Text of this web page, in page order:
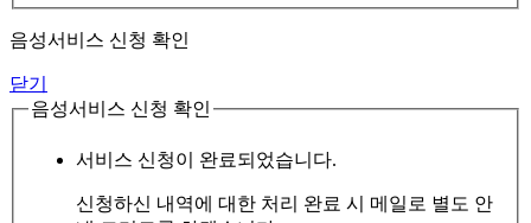
음성서비스 신청 확인
닫기
음성서비스 신청 확인
서비스 신청이 완료되었습니다.
신청하신 내역에 대한 처리 완료 시 메일로 별도 안